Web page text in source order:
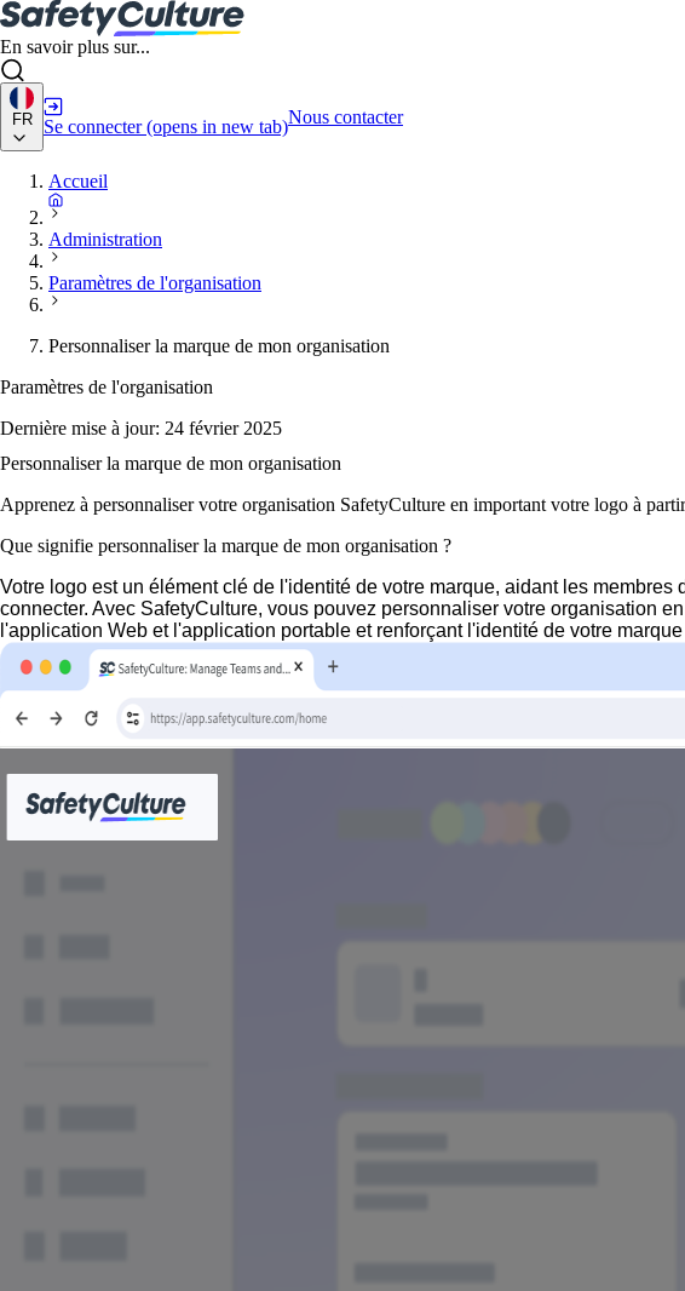
En savoir plus sur...
FR Se connecter (opens in new tab)Nous contacter
Accueil
Administration
Paramètres de l'organisation
Personnaliser la marque de mon organisation
Paramètres de l'organisation
Dernière mise à jour: 24 février 2025
Personnaliser la marque de mon organisation
Apprenez à personnaliser votre organisation SafetyCulture en important votre logo à
Que signifie personnaliser la marque de mon organisation ?
Votre logo est un élément clé de l'identité de votre marque, aidant les
connecter. Avec SafetyCulture, vous pouvez personnaliser votre organisation
l'application Web et l'application portable et renforçant l'identité de votre